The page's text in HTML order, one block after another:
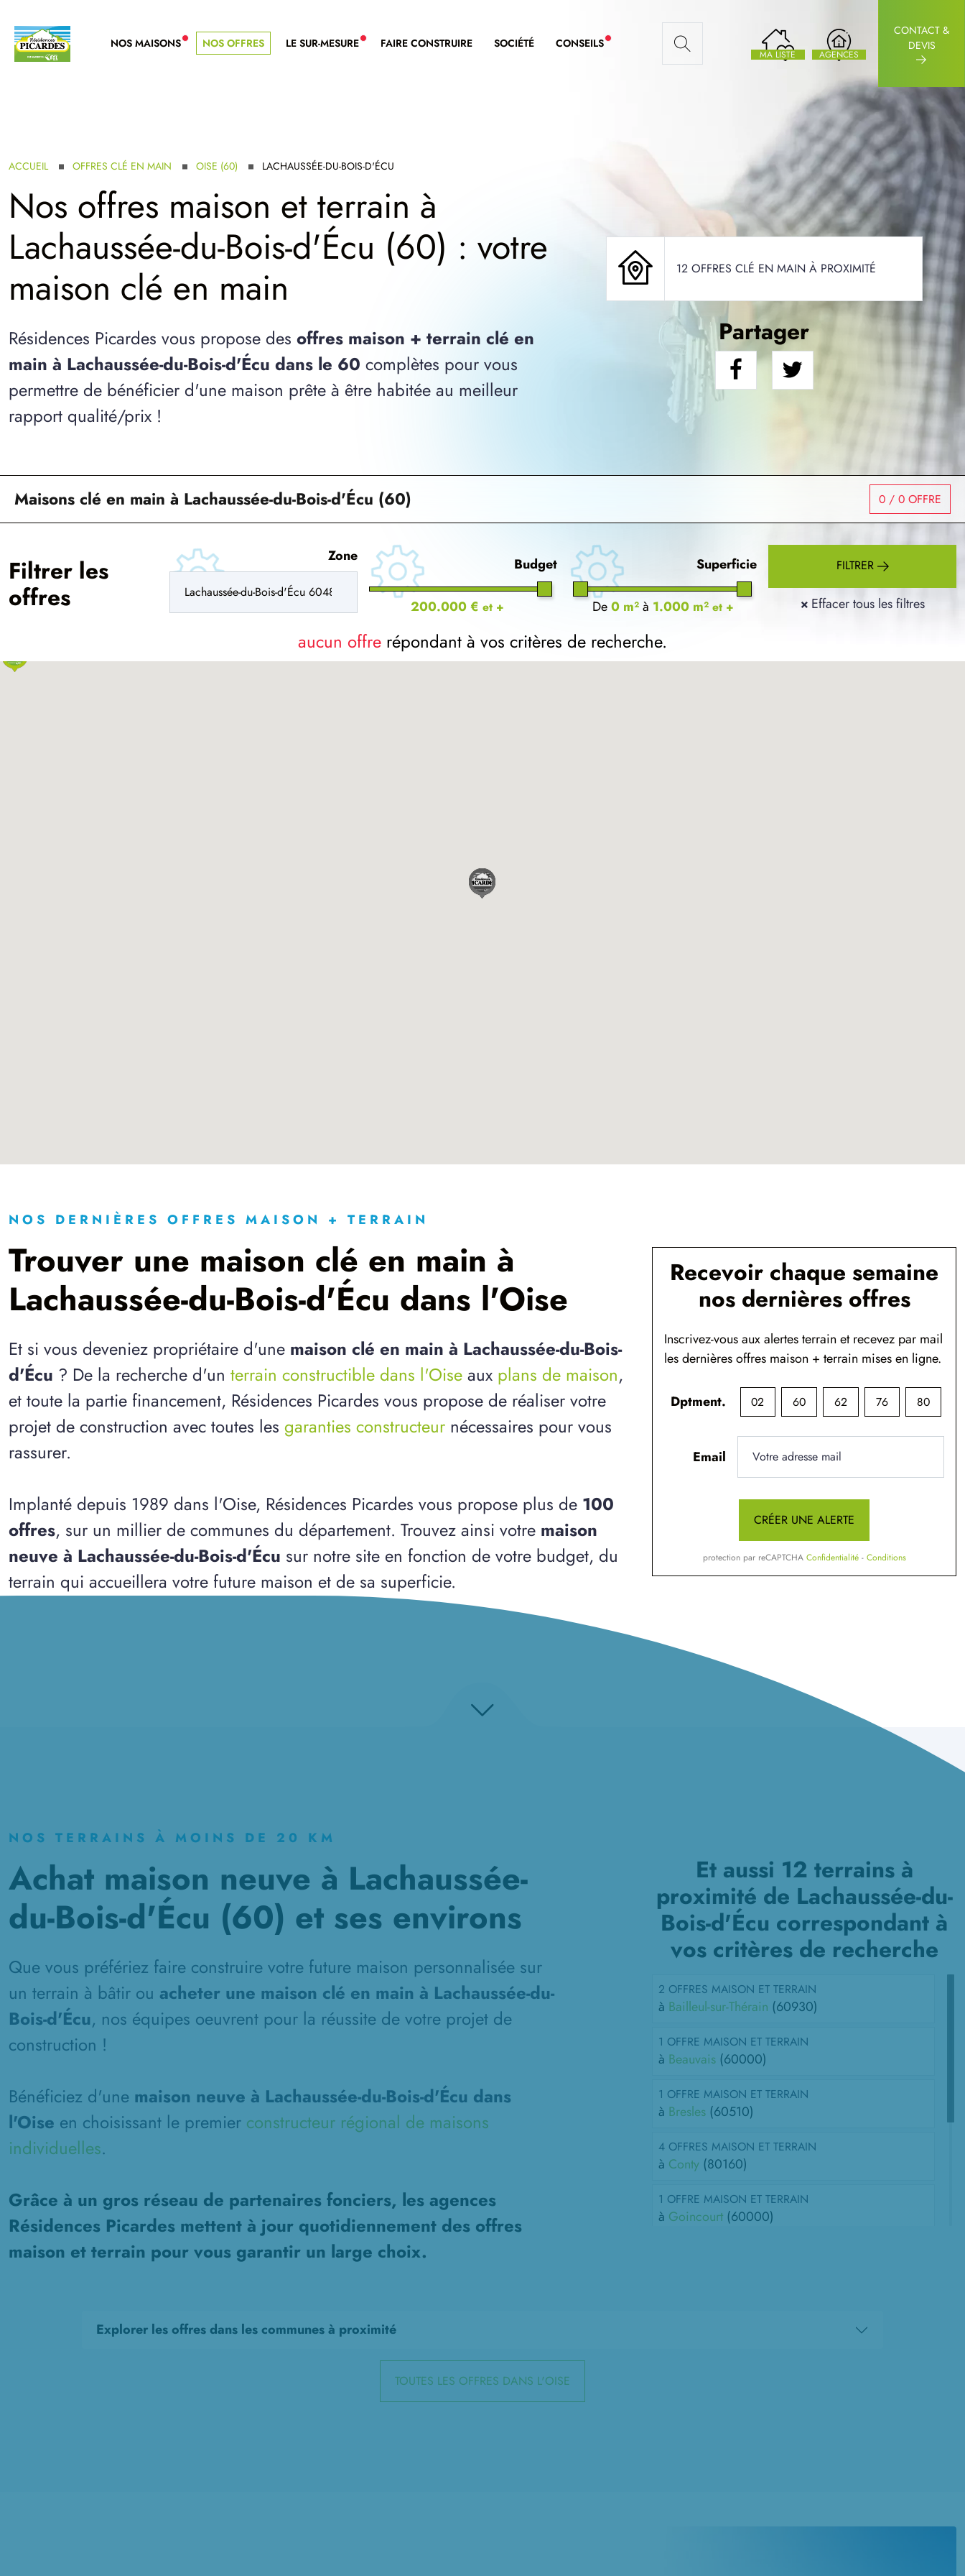
NOS MAISONS NOUVELLE GAMME
NOS OFFRES LE SUR-MESURE NOUVEAU SERVICE BDL EXTENSION
FAIRE CONSTRUIRE SOCIÉTÉ CONSEILS NOUVEAUX ARTICLES
MA LISTE AGENCES
CONTACT &
DEVIS
ACCUEIL OFFRES CLÉ EN MAIN OISE (60) LACHAUSSÉE-DU-BOIS-D'ÉCU
Nos offres maison et terrain à
Lachaussée-du-Bois-d'Écu (60) : votre
maison clé en main
Résidences Picardes vous propose des offres maison + terrain clé en
main à Lachaussée-du-Bois-d'Écu dans le 60 complètes pour vous
permettre de bénéficier d'une maison prête à être habitée au meilleur
rapport qualité/prix !
12 OFFRES CLÉ EN MAIN À PROXIMITÉ
Partager
Maisons clé en main à Lachaussée-du-Bois-d'Écu (60) 0 / 0 OFFRE
Filtrer les
offres
Zone Budget
200.000 € et +
Superficie
De0 m²à 1.000 m² et +
FILTRER
× Effacer tous les filtres
aucun offre répondant à vos critères de recherche.
NOS DERNIÈRES OFFRES MAISON + TERRAIN
Trouver une maison clé en main à
Lachaussée-du-Bois-d'Écu dans l'Oise
Et si vous deveniez propriétaire d'une maison clé en main à Lachaussée-du-Bois-
d'Écu ? De la recherche d'un terrain constructible dans l'Oise aux plans de maison,
et toute la partie financement, Résidences Picardes vous propose de réaliser votre
projet de construction avec toutes les garanties constructeur nécessaires pour vous
rassurer.
Implanté depuis 1989 dans l'Oise, Résidences Picardes vous propose plus de 100
offres, sur un millier de communes du département. Trouvez ainsi votre maison
neuve à Lachaussée-du-Bois-d'Écu sur notre site en fonction de votre budget, du
terrain qui accueillera votre future maison et de sa superficie.
Recevoir chaque semaine
nos dernières offres
Inscrivez-vous aux alertes terrain et recevez par mail
les dernières offres maison + terrain mises en ligne.
Dptment. 02 60 62 76 80
Email
CRÉER UNE ALERTE
protection par reCAPTCHA Confidentialité - Conditions
NOS TERRAINS À MOINS DE 20 KM
Achat maison neuve à Lachaussée-
du-Bois-d'Écu (60) et ses environs
Que vous préfériez faire construire votre future maison personnalisée sur
un terrain à bâtir ou acheter une maison clé en main à Lachaussée-du-
Bois-d'Écu, nos équipes oeuvrent pour la réussite de votre projet de
construction !
Bénéficiez d'une maison neuve à Lachaussée-du-Bois-d'Écu dans
l'Oise en choisissant le premier constructeur régional de maisons
individuelles.
Grâce à un gros réseau de partenaires fonciers, les agences
Résidences Picardes mettent à jour quotidiennement des offres
maison et terrain pour vous garantir un large choix.
Et aussi 12 terrains à
proximité de Lachaussée-du-
Bois-d'Écu correspondant à
vos critères de recherche
2 OFFRES MAISON ET TERRAIN
à Bailleul-sur-Thérain (60930)
1 OFFRE MAISON ET TERRAIN
à Beauvais (60000)
1 OFFRE MAISON ET TERRAIN
à Bresles (60510)
4 OFFRES MAISON ET TERRAIN
à Conty (80160)
1 OFFRE MAISON ET TERRAIN
à Goincourt (60000)
Explorer les offres dans les communes à proximité
TOUTES LES OFFRES DANS L'OISE